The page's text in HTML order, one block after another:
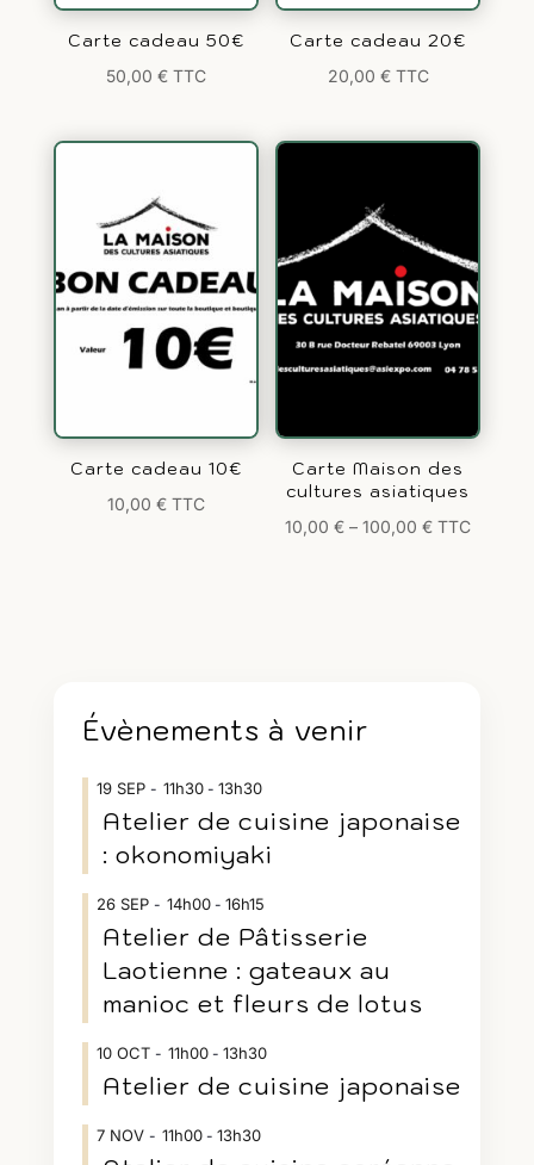
Carte cadeau 50€
50,00 € TTC
Carte cadeau 20€
20,00 € TTC
Carte cadeau 10€
10,00 € TTC
Carte Maison des
cultures asiatiques
10,00€ –100,00€ TTC
Évènements à venir
19 SEP 11h30- 13h30
Atelier de cuisine japonaise
: okonomiyaki
26 SEP 14h00- 16h15
Atelier de Pâtisserie
Laotienne : gateaux au
manioc et fleurs de lotus
10 OCT 11h00- 13h30
Atelier de cuisine japonaise
7 NOV 11h00- 13h30